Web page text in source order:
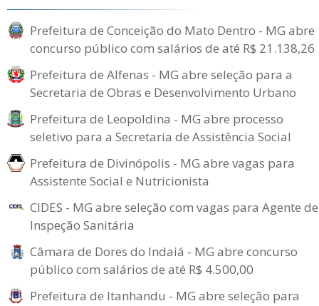
Prefeitura de Conceição do Mato Dentro - MG abre
concurso público com salários de até R$ 21.138,26
Prefeitura de Alfenas - MG abre seleção para a
Secretaria de Obras e Desenvolvimento Urbano
Prefeitura de Leopoldina - MG abre processo
seletivo para a Secretaria de Assistência Social
Prefeitura de Divinópolis - MG abre vagas para
Assistente Social e Nutricionista
CIDES - MG abre seleção com vagas para Agente de
Inspeção Sanitária
Câmara de Dores do Indaiá - MG abre concurso
público com salários de até R$ 4.500,00
Prefeitura de Itanhandu - MG abre seleção para